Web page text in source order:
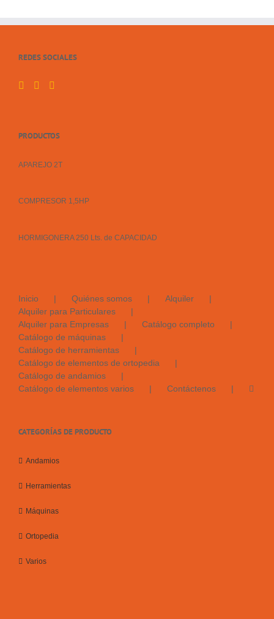
REDES SOCIALES
PRODUCTOS
APAREJO 2T
COMPRESOR 1,5HP
HORMIGONERA 250 Lts. de CAPACIDAD
Inicio Quiénes somos
Alquiler
Alquiler para Particulares
Alquiler para Empresas
Catálogo completo
Catálogo de máquinas
Catálogo de herramientas
Catálogo de elementos de ortopedia
Catálogo de andamios
Catálogo de elementos varios
Contáctenos
CATEGORÍAS DE PRODUCTO
Andamios
Herramientas
Máquinas
Ortopedia
Varios